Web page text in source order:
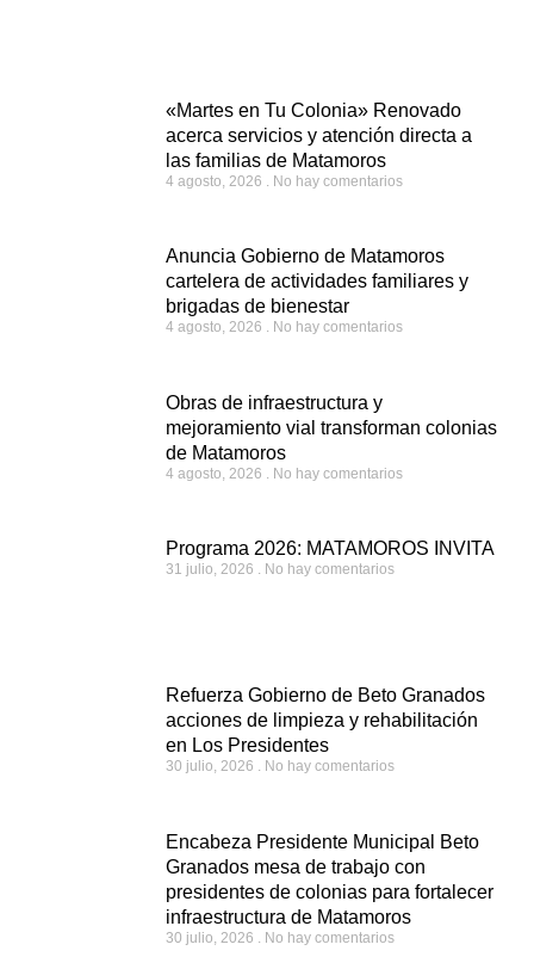
«Martes en Tu Colonia» Renovado
acerca servicios y atención directa a
las familias de Matamoros
4 agosto, 2026 No hay comentarios
Anuncia Gobierno de Matamoros
cartelera de actividades familiares y
brigadas de bienestar
4 agosto, 2026 No hay comentarios
Obras de infraestructura y
mejoramiento vial transforman colonias
de Matamoros
4 agosto, 2026 No hay comentarios
Programa 2026: MATAMOROS INVITA
31 julio, 2026 No hay comentarios
Refuerza Gobierno de Beto Granados
acciones de limpieza y rehabilitación
en Los Presidentes
30 julio, 2026 No hay comentarios
Encabeza Presidente Municipal Beto
Granados mesa de trabajo con
presidentes de colonias para fortalecer
infraestructura de Matamoros
30 julio, 2026 No hay comentarios